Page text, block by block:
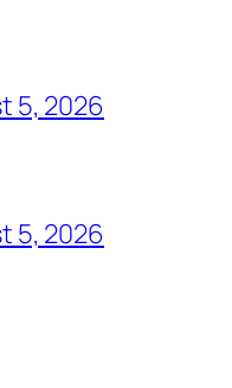
5, 2026
5, 2026